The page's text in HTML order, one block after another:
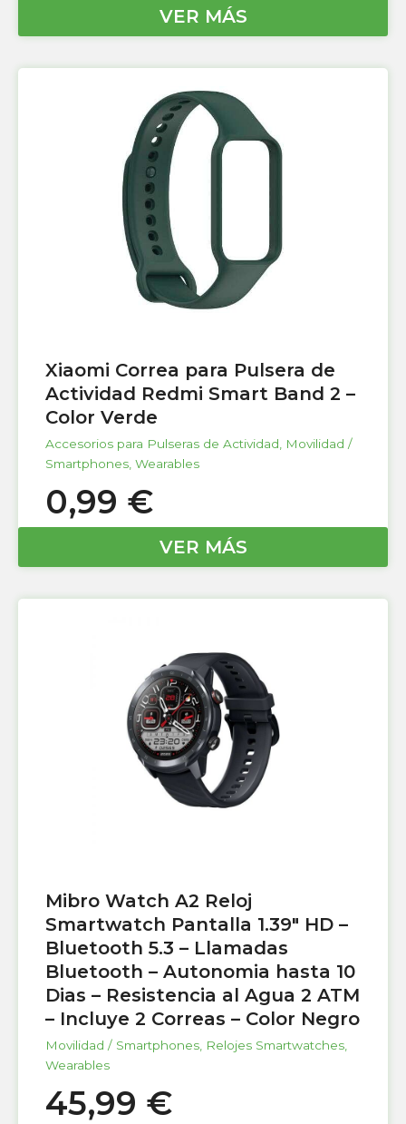
VER MÁS
Xiaomi Correa para Pulsera de
Actividad Redmi Smart Band 2 –
Color Verde
Accesorios para Pulseras de Actividad
Movilidad /
Smartphones Wearables
0,99 €
VER MÁS
Mibro Watch A2 Reloj
Smartwatch Pantalla 1.39″ HD –
Bluetooth 5.3 – Llamadas
Bluetooth – Autonomia hasta 10
Dias – Resistencia al Agua 2 ATM
– Incluye 2 Correas – Color Negro
Movilidad / Smartphones Relojes Smartwatches
Wearables
45,99 €